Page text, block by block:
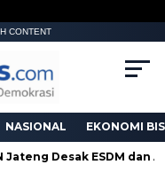
CONTENT
NASIONAL EKONOMI
Desak ESDM dan